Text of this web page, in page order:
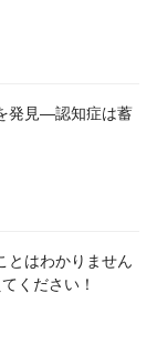
発見―認知症は蓄
とはわかりません
ください！